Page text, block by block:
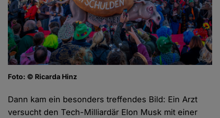
Foto: © Ricarda Hinz
Dann kam ein besonders treffendes Bild: Ein Arzt
versucht den Tech-Milliardär Elon Musk mit einer